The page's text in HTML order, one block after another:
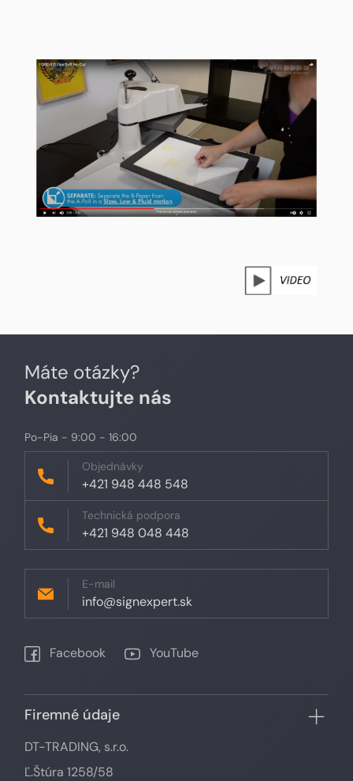
Máte otázky?
Kontaktujte nás
Po-Pia - 9:00 - 16:00
Objednávky
+421 948 448 548
Technická podpora
+421 948 048 448
E-mail
info@signexpert.sk
Facebook YouTube
Firemné údaje
DT-TRADING, s.r.o.
Ľ.Štúra 1258/58